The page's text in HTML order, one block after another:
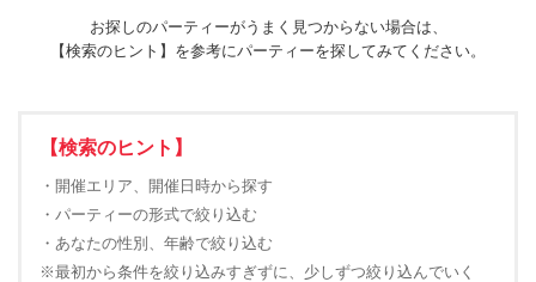
お探しのパーティーがうまく見つからない場合は、
【検索のヒント】を参考にパーティーを探してみてください。
【検索のヒント】
・開催エリア、開催日時から探す
・パーティーの形式で絞り込む
・あなたの性別、年齢で絞り込む
※最初から条件を絞り込みすぎずに、少しずつ絞り込んでいく